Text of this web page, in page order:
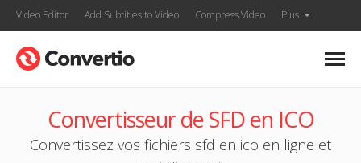
Video Editor Add Subtitles to Video Compress Video Plus
Convertisseur de SFD en ICO
Convertissez vos fichiers sfd en ico en ligne et